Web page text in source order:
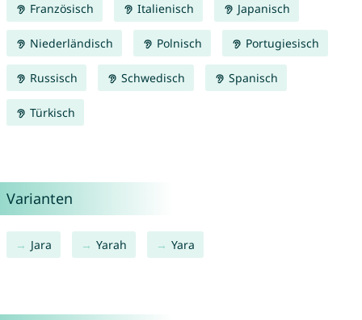
Französisch Italienisch Japanisch
Niederländisch Polnisch Portugiesisch
Russisch Schwedisch Spanisch
Türkisch
Varianten
Jara Yarah Yara